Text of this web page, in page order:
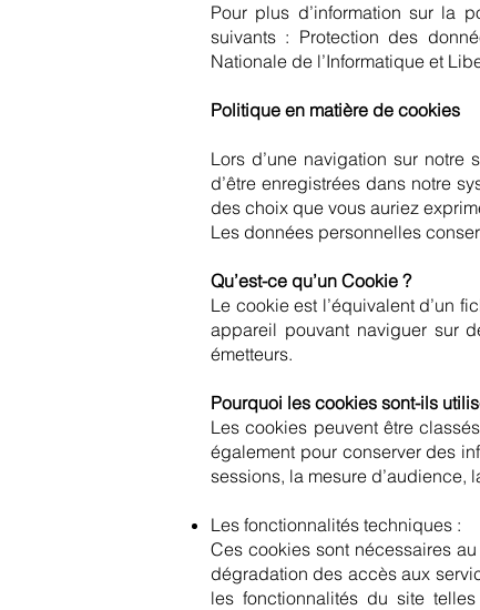
Pour plus d’information sur la
suivants : Protection des
Nationale de l’Informatique et
Politique en matière de cookies
Lors d’une navigation sur
d’être enregistrées dans notre
des choix que vous auriez
Les données personnelles
Qu’est-ce qu’un Cookie ?
Le cookie est l’équivalent d’un
appareil pouvant naviguer sur
émetteurs.
Pourquoi les cookies sont-ils
Les cookies peuvent être
également pour conserver des
sessions, la mesure d’audience,
Les fonctionnalités techniques :
Ces cookies sont nécessaires
dégradation des accès aux
les fonctionnalités du site